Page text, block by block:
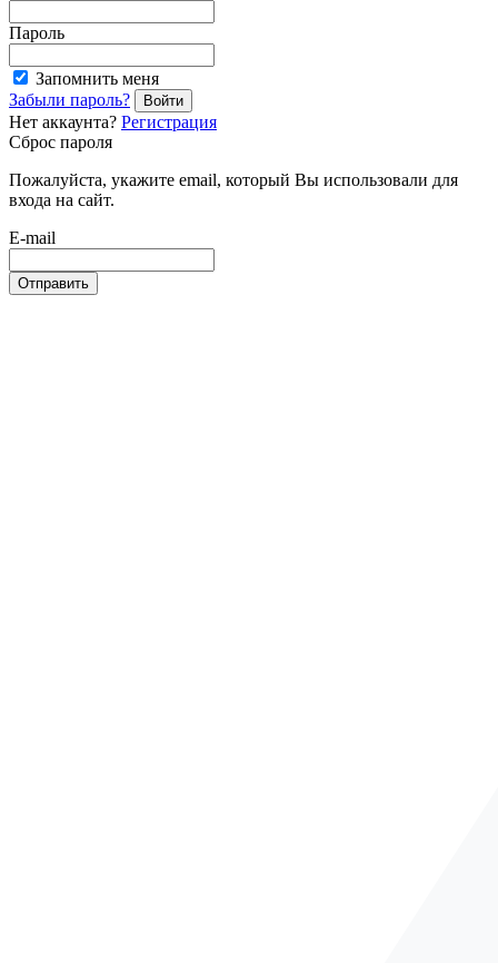
Пароль
Запомнить меня
Забыли пароль?
Войти
Нет аккаунта? Регистрация
Сброс пароля
Пожалуйста, укажите email, который Вы использовали для
входа на сайт.
E-mail
Отправить